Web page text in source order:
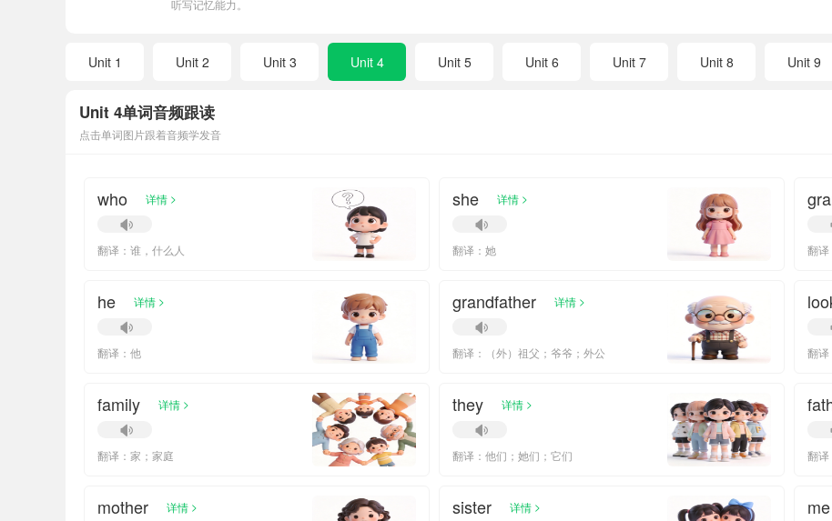
听写记忆能力。
Unit 1 Unit 2 Unit 3 Unit 4 Unit 5 Unit 6 Unit 7 Unit 8 Unit 9
Unit 4单词音频跟读
点击单词图片跟着音频学发音
who 详情 >
翻译：谁，什么人
she 详情 >
翻译：她 翻译
he 详情 >
翻译：他
grandfather 详情 >
翻译：（外）祖父；爷爷；外公 翻译
family 详情 >
翻译：家；家庭
they 详情 >
翻译：他们；她们；它们 翻译
mother 详情 > sister 详情 > me